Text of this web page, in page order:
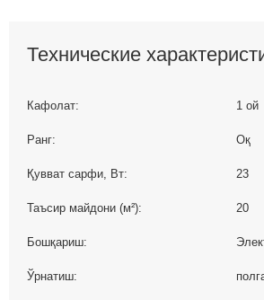
Технические
Кафолат: 1 ой
Ранг: Оқ
Қувват сарфи, Вт: 23
Таъсир майдони (м²): 20
Бошқариш:
Ўрнатиш: